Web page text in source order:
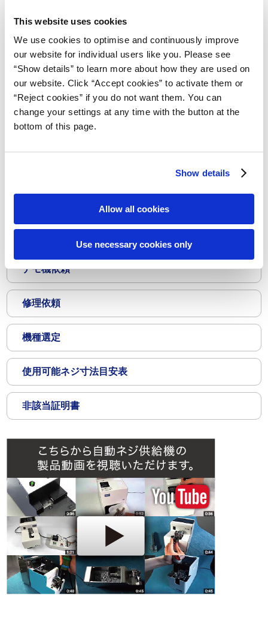
This website uses cookies
We use cookies to optimise and continuously improve
our website for individual users like you. Please see
“Show details” to learn more about how they are used on
our website. Click “Accept cookies” to activate them or
“Reject cookies” if you do not want them. You can
change your settings at any time with the button at the
bottom of this page.
Show details
Allow all cookies
Use necessary cookies only
製品ラインアップ
特長
自動ネジ供給機 特注品例
実績紹介
ダウンロード
デモ機依頼
修理依頼
機種選定
使用可能ネジ寸法目安表
非該当証明書